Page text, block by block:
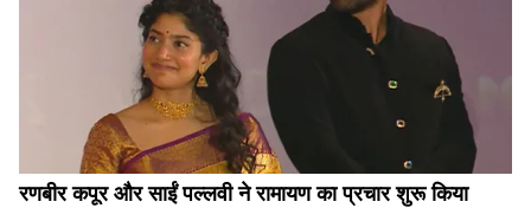
रणबीर कपूर और साईं पल्लवी ने रामायण का प्रचार शुरू किया